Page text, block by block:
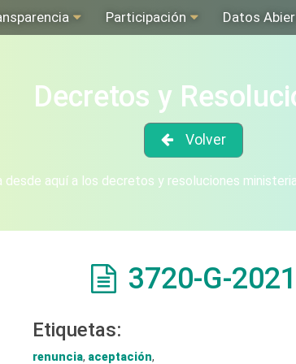
Participación Datos
Decretos y
Volver
desde aquí a los decretos y resoluciones
3720-G-2021
Etiquetas:
renuncia, aceptación,